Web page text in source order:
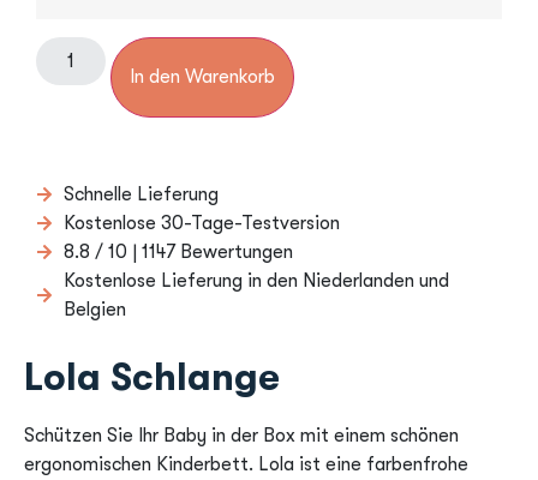
In den Warenkorb
Schnelle Lieferung
Kostenlose 30-Tage-Testversion
8.8 / 10 | 1147 Bewertungen
Kostenlose Lieferung in den Niederlanden und
Belgien
Lola Schlange
Schützen Sie Ihr Baby in der Box mit einem schönen
ergonomischen Kinderbett. Lola ist eine farbenfrohe